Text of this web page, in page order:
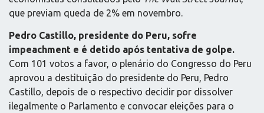
que previam queda de 2% em novembro.
Pedro Castillo, presidente do Peru, sofre
impeachment e é detido após tentativa de golpe.
Com 101 votos a favor, o plenário do Congresso do Peru
aprovou a destituição do presidente do Peru, Pedro
Castillo, depois de o respectivo decidir por dissolver
ilegalmente o Parlamento e convocar eleições para o